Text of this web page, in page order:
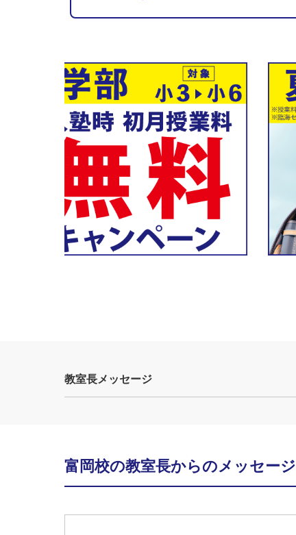
教室長メッセージ
富岡校の教室長からのメッセージ